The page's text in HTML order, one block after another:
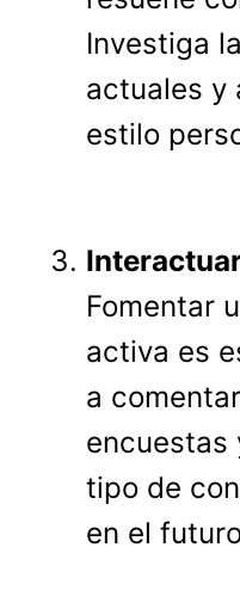
Investiga
actuales y
estilo
Fomentar
activa es
a
encuestas
tipo de
en el